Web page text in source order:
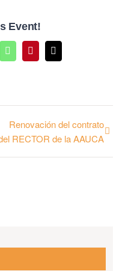
Event!
WhatsAppPinterestEmail
Renovación del contrato
RECTOR de la AAUCA